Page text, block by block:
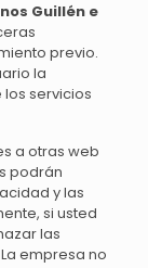
Guillén e
previo.
la
servicios
a otras web
podrán
y las
si usted
las
empresa no